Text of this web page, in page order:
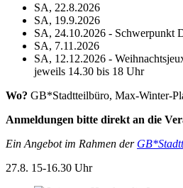
SA, 22.8.2026
SA, 19.9.2026
SA, 24.10.2026 - Schwerpunkt
SA, 7.11.2026
SA, 12.12.2026 -
jeweils 14.30 bis 18 Uhr
Wo? GB*Stadtteilbüro, Max-Winter-
Anmeldungen bitte direkt an die
Ein Angebot im Rahmen der
27.8. 15-16.30 Uhr